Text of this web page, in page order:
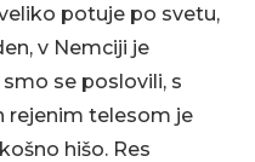
potuje po svetu,
v Nemciji je
se poslovili, s
rejenim telesom je
hišo. Res